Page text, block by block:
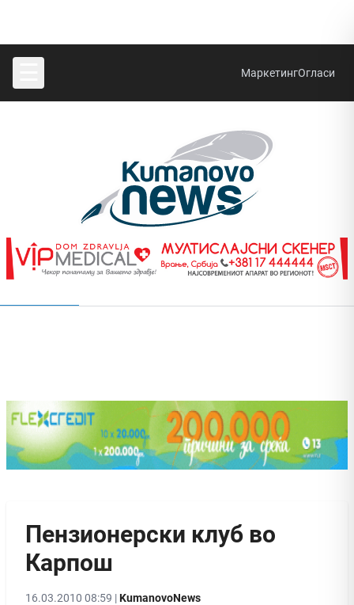
МаркетингОгласи
Пензионерски клуб во
Карпош
16.03.2010 08:59 |KumanovoNews